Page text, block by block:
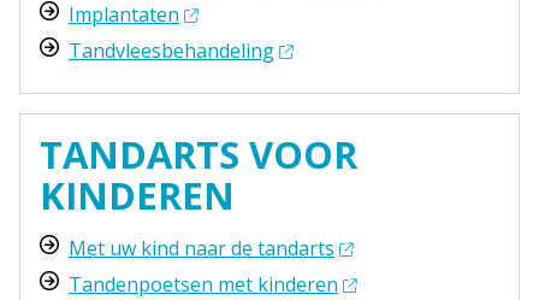
Implantaten
Tandvleesbehandeling
TANDARTS VOOR
KINDEREN
Met uw kind naar de tandarts
Tandenpoetsen met kinderen